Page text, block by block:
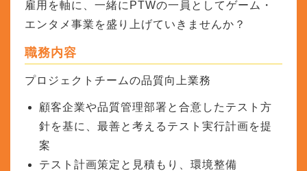
雇用を軸に、一緒にPTWの一員としてゲーム・
エンタメ事業を盛り上げていきませんか？
職務内容
プロジェクトチームの品質向上業務
顧客企業や品質管理部署と合意したテスト方
針を基に、最善と考えるテスト実行計画を提
案
テスト計画策定と見積もり、環境整備